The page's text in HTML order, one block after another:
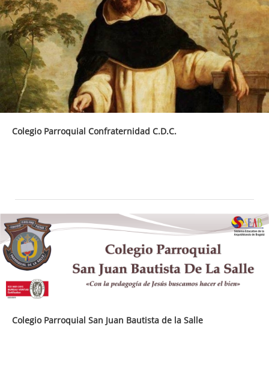
Colegio Parroquial Confraternidad C.D.C.
Colegio Parroquial San Juan Bautista de la Salle